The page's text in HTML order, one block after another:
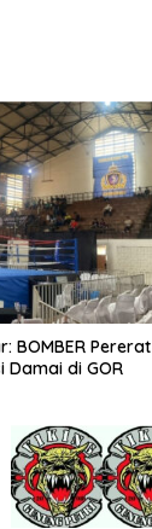
BOMBER Pererat
Damai di GOR